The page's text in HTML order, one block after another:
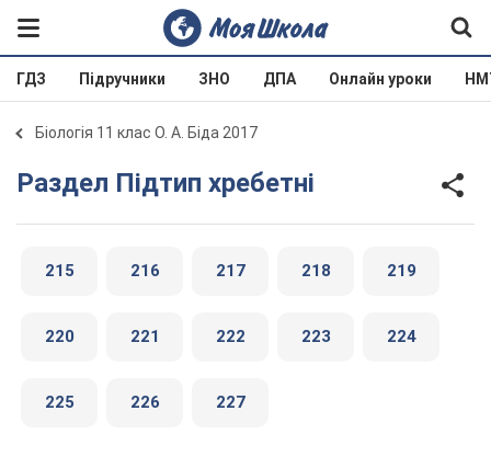
ГДЗ Підручники ЗНО ДПА Онлайн уроки
Біологія 11 клас О. А. Біда 2017
Раздел Підтип хребетні
215 216 217 218 219
220 221 222 223 224
225 226 227